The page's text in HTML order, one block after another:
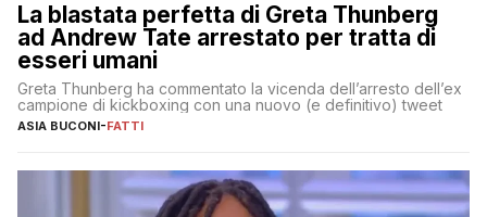
La blastata perfetta di Greta Thunberg
ad Andrew Tate arrestato per tratta di
esseri umani
Greta Thunberg ha commentato la vicenda dell’arresto dell’ex
campione di kickboxing con una nuovo (e definitivo) tweet
ASIA BUCONI-FATTI